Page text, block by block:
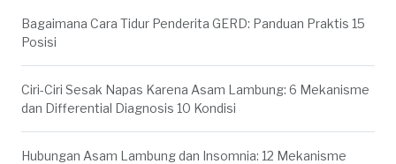
Bagaimana Cara Tidur Penderita GERD: Panduan Praktis 15
Posisi
Ciri-Ciri Sesak Napas Karena Asam Lambung: 6 Mekanisme
dan Differential Diagnosis 10 Kondisi
Hubungan Asam Lambung dan Insomnia: 12 Mekanisme